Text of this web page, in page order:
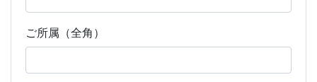
ご所属（全角）